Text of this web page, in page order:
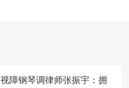
视障钢琴调律师张振宇：拥